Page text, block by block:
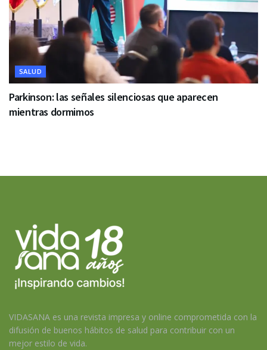
SALUD
Parkinson: las señales silenciosas que aparecen
mientras dormimos
VIDASANA es una revista impresa y online comprometida con la
difusión de buenos hábitos de salud para contribuir con un
mejor estilo de vida.